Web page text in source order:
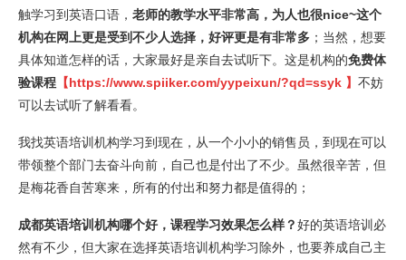
触学习到英语口语， 老师的教学水平非常高，为人也很nice~这个
机构在网上更是受到不少人选择，好评更是有非常多 ；当然，想要
具体知道怎样的话，大家最好是亲自去试听下。这是机构的免费体
验课程 【https://www.spiiker.com/yypeixun/?qd=ssyk 】 不妨
可以去试听了解看看。
我找英语培训机构学习到现在，从一个小小的销售员，到现在可以
带领整个部门去奋斗向前，自己也是付出了不少。虽然很辛苦，但
是梅花香自苦寒来，所有的付出和努力都是值得的；
成都英语培训机构哪个好，课程学习效果怎么样？好的英语培训必
然有不少，但大家在选择英语培训机构学习除外，也要养成自己主